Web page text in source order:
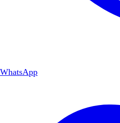
WhatsApp